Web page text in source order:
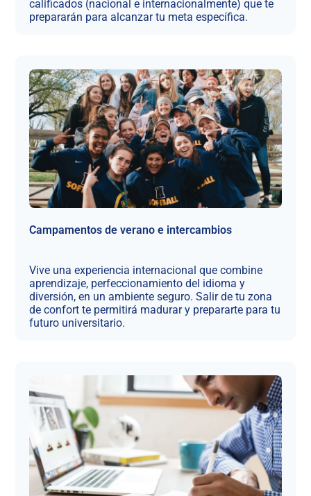
calificados (nacional e internacionalmente) que te
prepararán para alcanzar tu meta específica.
Campamentos de verano e intercambios
Vive una experiencia internacional que combine
aprendizaje, perfeccionamiento del idioma y
diversión, en un ambiente seguro. Salir de tu zona
de confort te permitirá madurar y prepararte para tu
futuro universitario.